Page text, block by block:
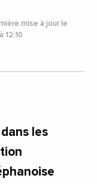
mise à jour le
12:10
les